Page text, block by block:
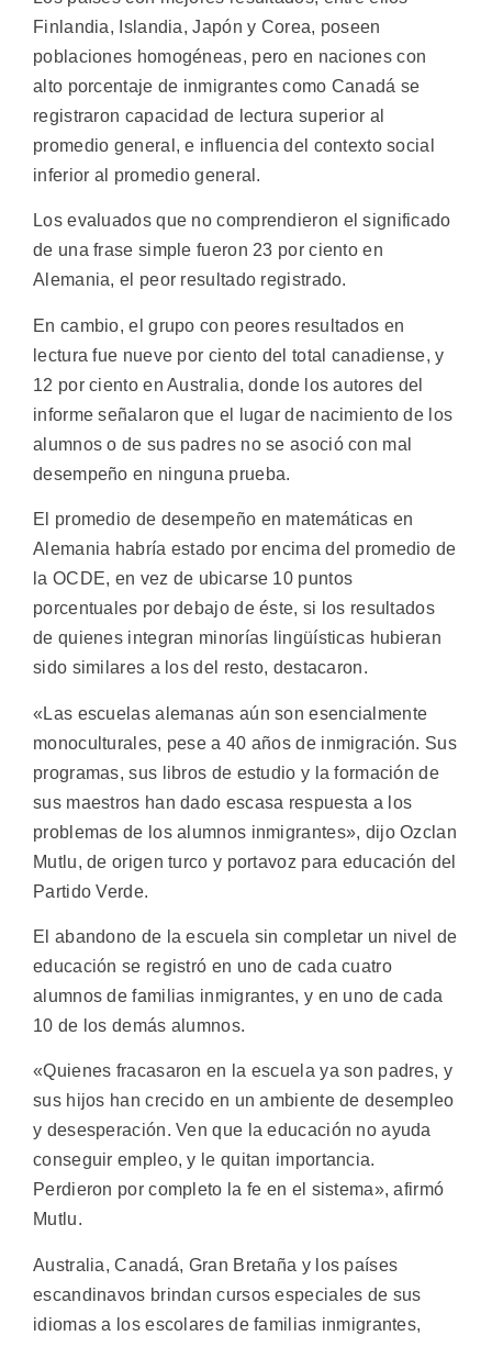
Finlandia, Islandia, Japón y Corea, poseen
poblaciones homogéneas, pero en naciones con
alto porcentaje de inmigrantes como Canadá se
registraron capacidad de lectura superior al
promedio general, e influencia del contexto social
inferior al promedio general.
Los evaluados que no comprendieron el significado
de una frase simple fueron 23 por ciento en
Alemania, el peor resultado registrado.
En cambio, el grupo con peores resultados en
lectura fue nueve por ciento del total canadiense, y
12 por ciento en Australia, donde los autores del
informe señalaron que el lugar de nacimiento de los
alumnos o de sus padres no se asoció con mal
desempeño en ninguna prueba.
El promedio de desempeño en matemáticas en
Alemania habría estado por encima del promedio de
la OCDE, en vez de ubicarse 10 puntos
porcentuales por debajo de éste, si los resultados
de quienes integran minorías lingüísticas hubieran
sido similares a los del resto, destacaron.
«Las escuelas alemanas aún son esencialmente
monoculturales, pese a 40 años de inmigración. Sus
programas, sus libros de estudio y la formación de
sus maestros han dado escasa respuesta a los
problemas de los alumnos inmigrantes», dijo Ozclan
Mutlu, de origen turco y portavoz para educación del
Partido Verde.
El abandono de la escuela sin completar un nivel de
educación se registró en uno de cada cuatro
alumnos de familias inmigrantes, y en uno de cada
10 de los demás alumnos.
«Quienes fracasaron en la escuela ya son padres, y
sus hijos han crecido en un ambiente de desempleo
y desesperación. Ven que la educación no ayuda
conseguir empleo, y le quitan importancia.
Perdieron por completo la fe en el sistema», afirmó
Mutlu.
Australia, Canadá, Gran Bretaña y los países
escandinavos brindan cursos especiales de sus
idiomas a los escolares de familias inmigrantes,